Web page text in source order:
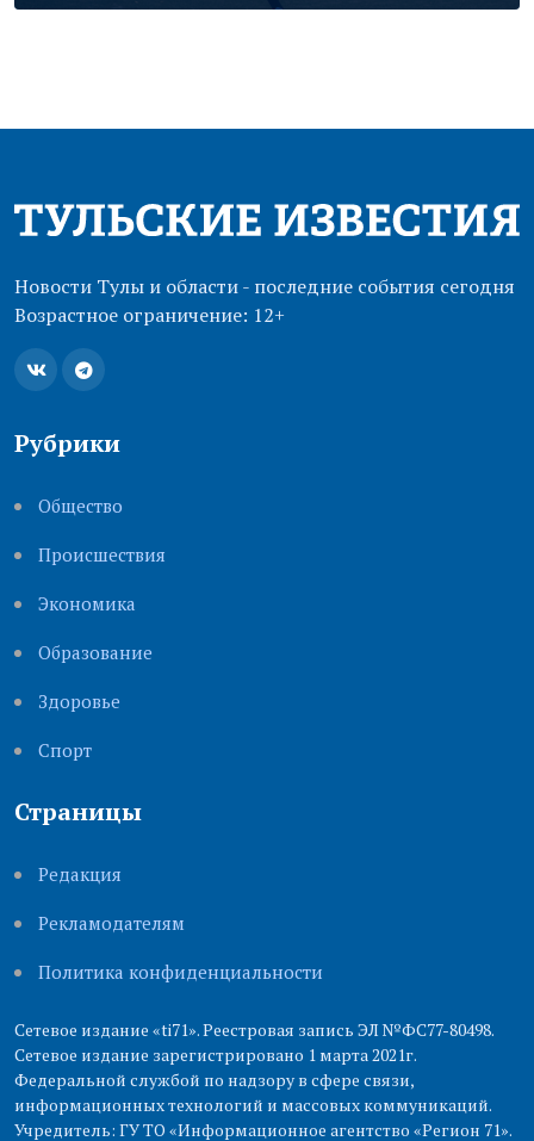
Новости Тулы и области - последние события сегодня
Возрастное ограничение: 12+
Рубрики
Общество
Происшествия
Экономика
Образование
Здоровье
Cпорт
Страницы
Редакция
Рекламодателям
Политика конфиденциальности
Сетевое издание «ti71». Реестровая запись ЭЛ №ФС77-80498.
Сетевое издание зарегистрировано 1 марта 2021г.
Федеральной службой по надзору в сфере связи,
информационных технологий и массовых коммуникаций.
Учредитель: ГУ ТО «Информационное агентство «Регион 71».